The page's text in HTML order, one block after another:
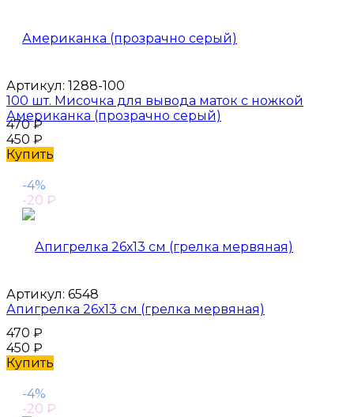
Артикул: 1288-100
100 шт. Мисочка для вывода маток с ножкой
Американка (прозрачно серый)
470₽
450 ₽
Купить
-4%
-20 ₽
Артикул: 6548
Апигрелка 26х13 см (грелка мервяная)
470 ₽
450 ₽
Купить
-4%
-20 ₽